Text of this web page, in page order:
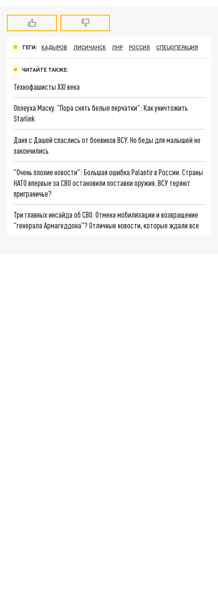
ТЕГИ: КАДЫРОВ ЛИСИЧАНСК ЛНР РОССИЯ СПЕЦОПЕРАЦИЯ
ЧИТАЙТЕ ТАКЖЕ:
Технофашисты XXI века
Оплеуха Маску. "Пора снять белые перчатки": Как уничтожить
Starlink
Даня с Дашей спаслись от боевиков ВСУ. Но беды для малышей не
закончились
"Очень плохие новости": Большая ошибка Palantir в России. Страны
НАТО впервые за СВО остановили поставки оружия. ВСУ теряют
приграничье?
Три главных инсайда об СВО. Отмена мобилизации и возвращение
"генерала Армагеддона"? Отличные новости, которые ждали все